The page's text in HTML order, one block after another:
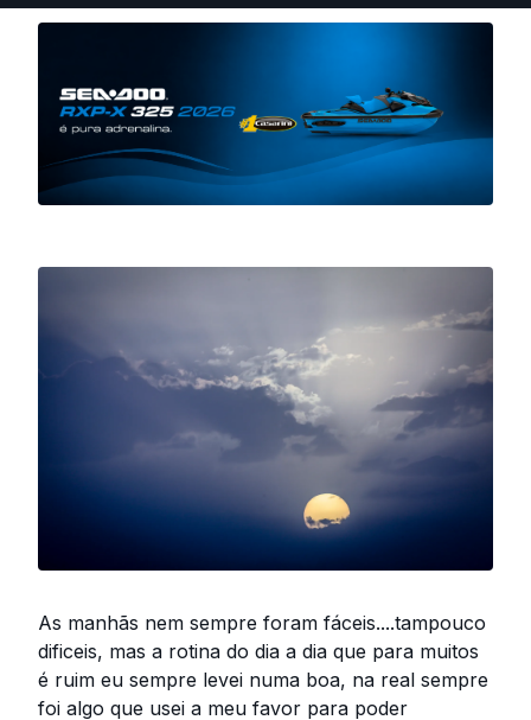
As manhãs nem sempre foram fáceis....tampouco
dificeis, mas a rotina do dia a dia que para muitos
é ruim eu sempre levei numa boa, na real sempre
foi algo que usei a meu favor para poder